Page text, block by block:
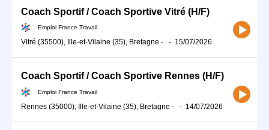
Coach Sportif / Coach Sportive Vitré (H/F)
Emploi France Travail
Vitré (35500), Ille-et-Vilaine (35), Bretagne - - 15/07/2026
Coach Sportif / Coach Sportive Rennes (H/F)
Emploi France Travail
Rennes (35000), Ille-et-Vilaine (35), Bretagne - - 14/07/2026